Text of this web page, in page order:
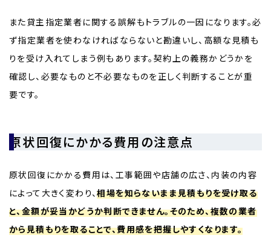
また貸主指定業者に関する誤解もトラブルの一因になります。必
ず指定業者を使わなければならないと勘違いし、高額な見積も
りを受け入れてしまう例もあります。契約上の義務かどうかを
確認し、必要なものと不必要なものを正しく判断することが重
要です。
原状回復にかかる費用の注意点
原状回復にかかる費用は、工事範囲や店舗の広さ、内装の内容
によって大きく変わり、相場を知らないまま見積もりを受け取る
と、金額が妥当かどうか判断できません。そのため、複数の業者
から見積もりを取ることで、費用感を把握しやすくなります。